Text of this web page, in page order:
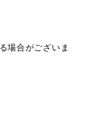
場合がございま